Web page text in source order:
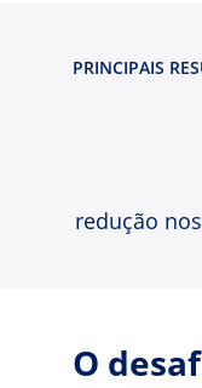
PRINCIPAIS
redução
O